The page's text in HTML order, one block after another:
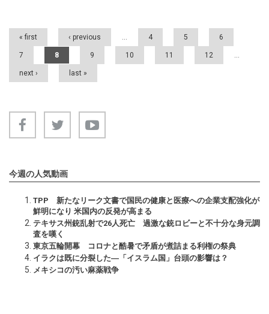
Pages
« first ‹ previous 4 5 6
7 8 9 10 11 12
next › last »
今週の人気動画
TPP 新たなリーク文書で国民の健康と医療への企業支配強化が
鮮明になり 米国内の反発が高まる
テキサス州銃乱射で26人死亡 過激な銃ロビーと不十分な身元調
査を嘆く
東京五輪開幕 コロナと酷暑で矛盾が煮詰まる利権の祭典
イラクは既に分裂した―「イスラム国」台頭の影響は？
メキシコの汚い麻薬戦争